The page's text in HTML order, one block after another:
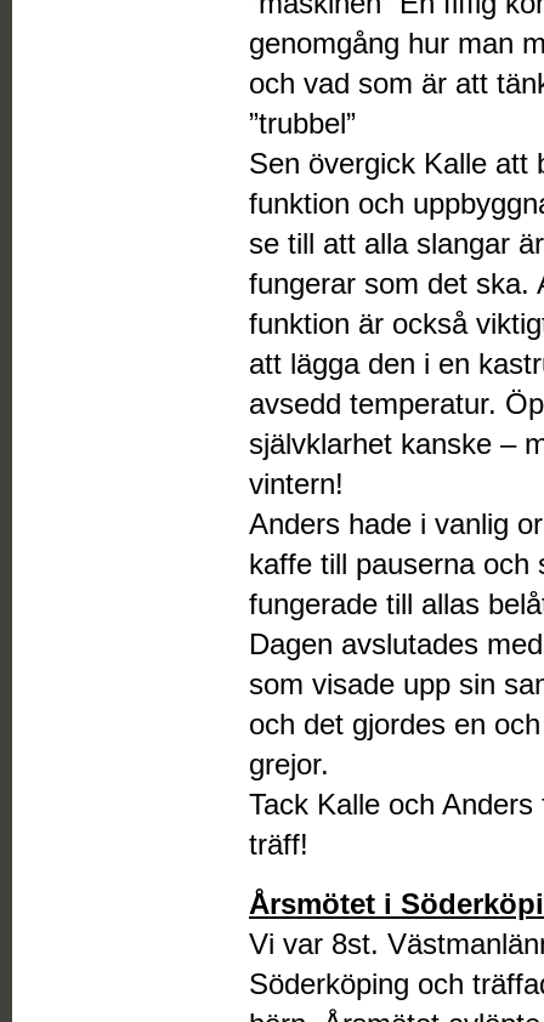
genomgång hur man
och vad som är att
”trubbel”
Sen övergick Kalle att
funktion och
se till att alla slangar
fungerar som det ska.
funktion är också
att lägga den i en
avsedd temperatur.
självklarhet kanske –
vintern!
Anders hade i vanlig
kaffe till pauserna och
fungerade till allas
Dagen avslutades
som visade upp sin
och det gjordes en
grejor.
Tack Kalle och
träff!
Årsmötet i
Vi var 8st.
Söderköping och